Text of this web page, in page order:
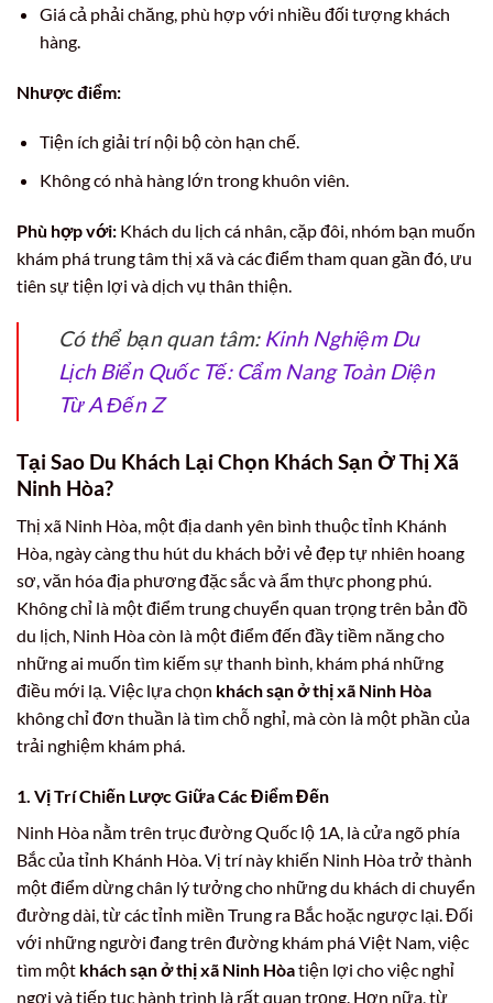
Giá cả phải chăng, phù hợp với nhiều đối tượng khách
hàng.
Nhược điểm:
Tiện ích giải trí nội bộ còn hạn chế.
Không có nhà hàng lớn trong khuôn viên.
Phù hợp với: Khách du lịch cá nhân, cặp đôi, nhóm bạn muốn
khám phá trung tâm thị xã và các điểm tham quan gần đó, ưu
tiên sự tiện lợi và dịch vụ thân thiện.
Có thể bạn quan tâm: Kinh Nghiệm Du
Lịch Biển Quốc Tế: Cẩm Nang Toàn Diện
Từ A Đến Z
Tại Sao Du Khách Lại Chọn Khách Sạn Ở Thị Xã
Ninh Hòa?
Thị xã Ninh Hòa, một địa danh yên bình thuộc tỉnh Khánh
Hòa, ngày càng thu hút du khách bởi vẻ đẹp tự nhiên hoang
sơ, văn hóa địa phương đặc sắc và ẩm thực phong phú.
Không chỉ là một điểm trung chuyển quan trọng trên bản đồ
du lịch, Ninh Hòa còn là một điểm đến đầy tiềm năng cho
những ai muốn tìm kiếm sự thanh bình, khám phá những
điều mới lạ. Việc lựa chọn khách sạn ở thị xã Ninh Hòa
không chỉ đơn thuần là tìm chỗ nghỉ, mà còn là một phần của
trải nghiệm khám phá.
1. Vị Trí Chiến Lược Giữa Các Điểm Đến
Ninh Hòa nằm trên trục đường Quốc lộ 1A, là cửa ngõ phía
Bắc của tỉnh Khánh Hòa. Vị trí này khiến Ninh Hòa trở thành
một điểm dừng chân lý tưởng cho những du khách di chuyển
đường dài, từ các tỉnh miền Trung ra Bắc hoặc ngược lại. Đối
với những người đang trên đường khám phá Việt Nam, việc
tìm một khách sạn ở thị xã Ninh Hòatiện lợi cho việc nghỉ
ngơi và tiếp tục hành trình là rất quan trọng. Hơn nữa, từ